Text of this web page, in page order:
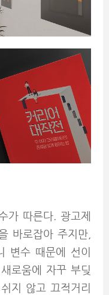
가 따른다. 광고제
바로잡아 주지만,
변수 때문에 선이
로움에 자꾸 부딪
지 않고 끄적거리